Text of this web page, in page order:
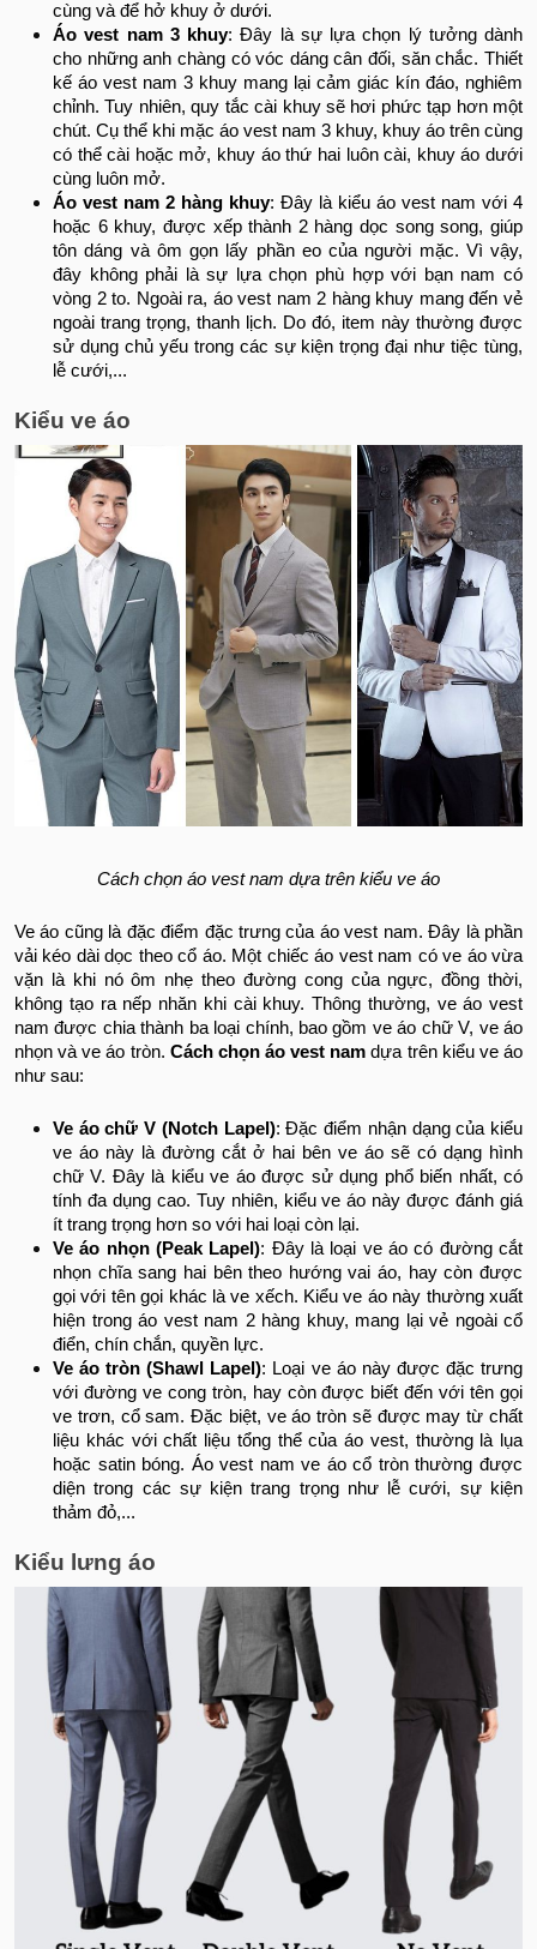
cùng và để hở khuy ở dưới.
Áo vest nam 3 khuy: Đây là sự lựa chọn lý tưởng dành
cho những anh chàng có vóc dáng cân đối, săn chắc. Thiết
kế áo vest nam 3 khuy mang lại cảm giác kín đáo, nghiêm
chỉnh. Tuy nhiên, quy tắc cài khuy sẽ hơi phức tạp hơn một
chút. Cụ thể khi mặc áo vest nam 3 khuy, khuy áo trên cùng
có thể cài hoặc mở, khuy áo thứ hai luôn cài, khuy áo dưới
cùng luôn mở.
Áo vest nam 2 hàng khuy: Đây là kiểu áo vest nam với 4
hoặc 6 khuy, được xếp thành 2 hàng dọc song song, giúp
tôn dáng và ôm gọn lấy phần eo của người mặc. Vì vậy,
đây không phải là sự lựa chọn phù hợp với bạn nam có
vòng 2 to. Ngoài ra, áo vest nam 2 hàng khuy mang đến vẻ
ngoài trang trọng, thanh lịch. Do đó, item này thường được
sử dụng chủ yếu trong các sự kiện trọng đại như tiệc tùng,
lễ cưới,...
Kiểu ve áo
Cách chọn áo vest nam dựa trên kiểu ve áo
Ve áo cũng là đặc điểm đặc trưng của áo vest nam. Đây là phần
vải kéo dài dọc theo cổ áo. Một chiếc áo vest nam có ve áo vừa
vặn là khi nó ôm nhẹ theo đường cong của ngực, đồng thời,
không tạo ra nếp nhăn khi cài khuy. Thông thường, ve áo vest
nam được chia thành ba loại chính, bao gồm ve áo chữ V, ve áo
nhọn và ve áo tròn. Cách chọn áo vest nam dựa trên kiểu ve áo
như sau:
Ve áo chữ V (Notch Lapel): Đặc điểm nhận dạng của kiểu
ve áo này là đường cắt ở hai bên ve áo sẽ có dạng hình
chữ V. Đây là kiểu ve áo được sử dụng phổ biến nhất, có
tính đa dụng cao. Tuy nhiên, kiểu ve áo này được đánh giá
ít trang trọng hơn so với hai loại còn lại.
Ve áo nhọn (Peak Lapel): Đây là loại ve áo có đường cắt
nhọn chĩa sang hai bên theo hướng vai áo, hay còn được
gọi với tên gọi khác là ve xếch. Kiểu ve áo này thường xuất
hiện trong áo vest nam 2 hàng khuy, mang lại vẻ ngoài cổ
điển, chín chắn, quyền lực.
Ve áo tròn (Shawl Lapel): Loại ve áo này được đặc trưng
với đường ve cong tròn, hay còn được biết đến với tên gọi
ve trơn, cổ sam. Đặc biệt, ve áo tròn sẽ được may từ chất
liệu khác với chất liệu tổng thể của áo vest, thường là lụa
hoặc satin bóng. Áo vest nam ve áo cổ tròn thường được
diện trong các sự kiện trang trọng như lễ cưới, sự kiện
thảm đỏ,...
Kiểu lưng áo